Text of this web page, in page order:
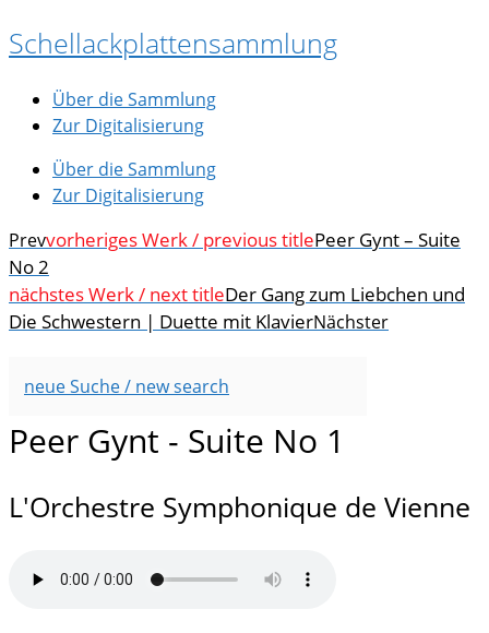
Zum
Inhalt
springen
Schellackplattensammlung
Über die Sammlung
Zur Digitalisierung
Über die Sammlung
Zur Digitalisierung
Prevvorheriges Werk / previous titlePeer Gynt – Suite
No 2
nächstes Werk / next titleDer Gang zum Liebchen und
Die Schwestern | Duette mit KlavierNächster
neue Suche / new search
Peer Gynt - Suite No 1
L'Orchestre Symphonique de Vienne